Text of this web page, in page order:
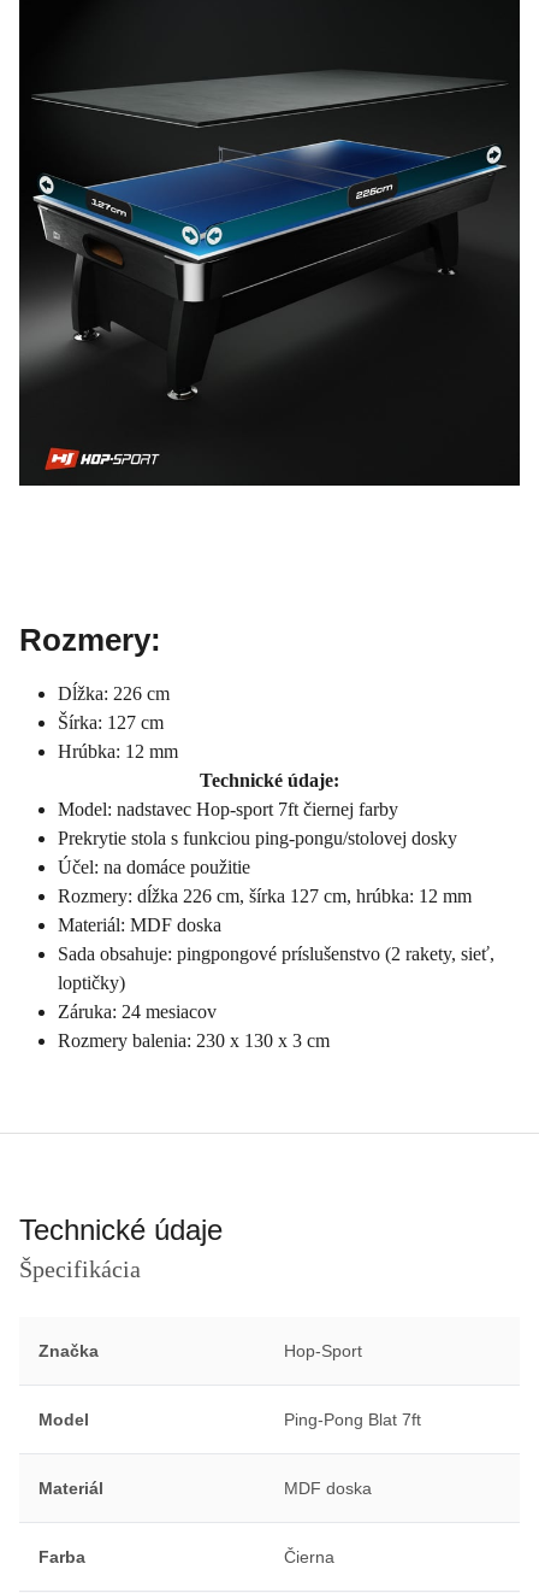
Rozmery:
Dĺžka: 226 cm
Šírka: 127 cm
Hrúbka: 12 mm
Technické údaje:
Model: nadstavec Hop-sport 7ft čiernej farby
Prekrytie stola s funkciou ping-pongu/stolovej dosky
Účel: na domáce použitie
Rozmery: dĺžka 226 cm, šírka 127 cm, hrúbka: 12 mm
Materiál: MDF doska
Sada obsahuje: pingpongové príslušenstvo (2 rakety, sieť,
loptičky)
Záruka: 24 mesiacov
Rozmery balenia: 230 x 130 x 3 cm
Technické údaje
Špecifikácia
Značka Hop-Sport
Model Ping-Pong Blat 7ft
Materiál MDF doska
Farba Čierna